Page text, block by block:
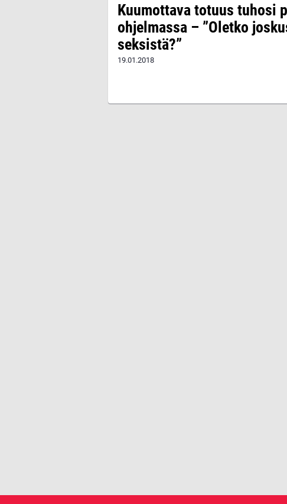
Kuumottava totuus tuhosi
ohjelmassa – ”Oletko
seksistä?”
19.01.2018